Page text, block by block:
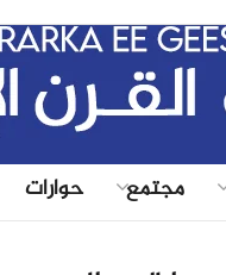
مجتمع حوارات